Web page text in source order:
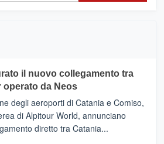
il nuovo collegamento tra
operato da Neos
degli aeroporti di Catania e Comiso,
di Alpitour World, annunciano
diretto tra Catania...